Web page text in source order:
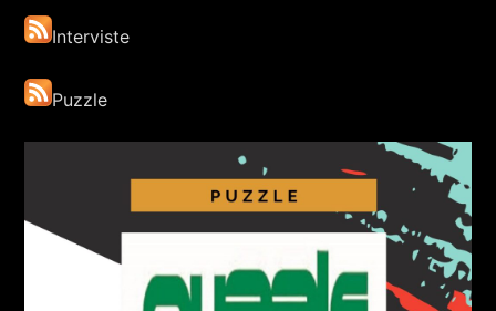
+393401974468
Interviste
Puzzle